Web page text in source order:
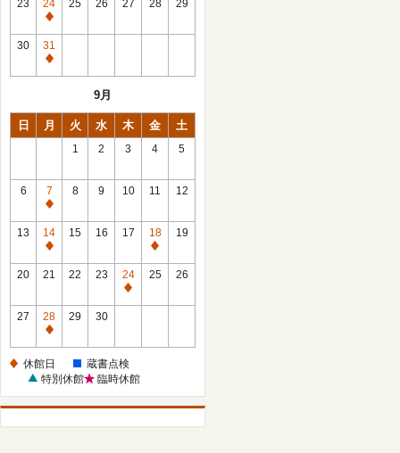
日
23
24
休
館
日
25 26 27 28 29
30
31
休
9月
日 月 火 水 木 金 土
1 2 3 4 5
6
7
休
館
日
8 9 10 11 12
13
14
休
館
15 16 17
18
休
館
19
20 21 22 23
24
休
25 26
27
28
休
日
29 30
休館日
蔵書点検
特別休館
臨時休館